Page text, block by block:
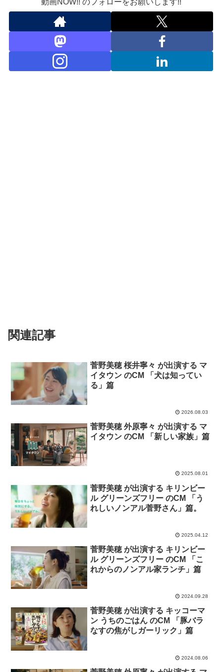
動画NOW!! のフォローをお願いします!!
関連記事
菅野美穂 桜井寧々 が出演する マ
イタウン のCM 「犬は知ってい
る」篇
2026.08.03
菅野美穂 外原寧々 が出演する マ
イタウン のCM 「新しい家族」篇
2025.08.01
菅野美穂 が出演する キリンビー
ル グリーンズフリー のCM 「う
れしいノンアル菅野さん」篇。
2025.04.12
菅野美穂 が出演する キリンビー
ル グリーンズフリー のCM 「こ
れからのノンアル家ランチ」篇
2024.09.28
菅野美穂 が出演する キッコーマ
ン うちのごはん のCM 「豚バラ
なすの焦がしガーリック」篇
2024.08.06